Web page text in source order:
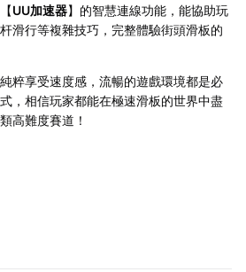
UU加速器】的智慧連線功能，能協助玩
滑行等複雜技巧，完整體驗街頭滑板的
粹享受速度感，流暢的遊戲環境都是必
，相信玩家都能在極速滑板的世界中盡
高難度賽道！